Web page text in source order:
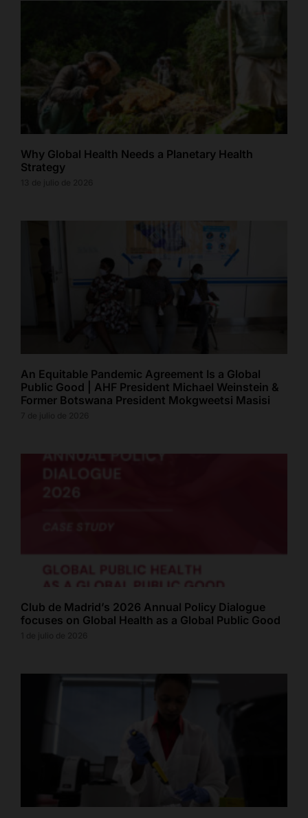
Why Global Health Needs a Planetary Health
Strategy
An Equitable Pandemic Agreement Is a Global
Public Good | AHF President Michael Weinstein &
Former Botswana President Mokgweetsi Masisi
Club de Madrid’s 2026 Annual Policy Dialogue
focuses on Global Health as a Global Public Good